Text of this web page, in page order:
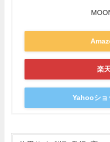
楽
Yahooショ